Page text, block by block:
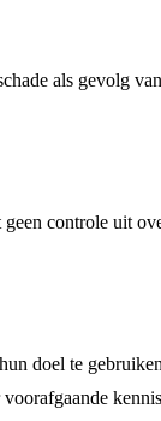
als gevolg
controle uit
doel te